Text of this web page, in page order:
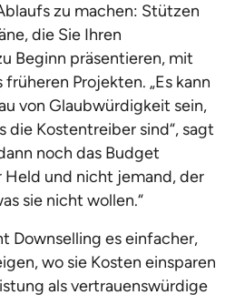
zu machen: Stützen
die Sie Ihren
Beginn präsentieren, mit
Projekten. „Es kann
von Glaubwürdigkeit sein,
die Kostentreiber sind“, sagt
noch das Budget
Held und nicht jemand, der
sie nicht wollen.“
Downselling es einfacher,
wo sie Kosten einsparen
als vertrauenswürdige